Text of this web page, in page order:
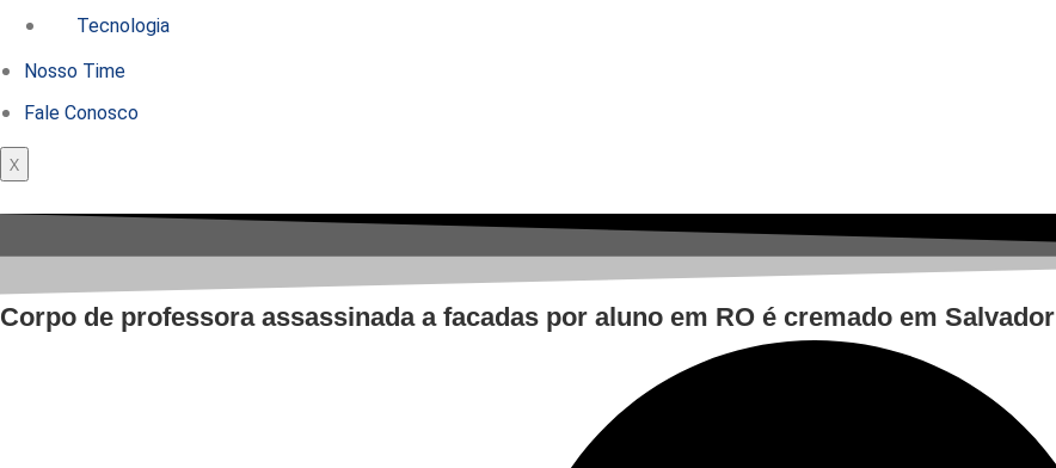
Tecnologia
Nosso Time
Fale Conosco
X
Corpo de professora assassinada a facadas por aluno em RO é cremado em Salvador